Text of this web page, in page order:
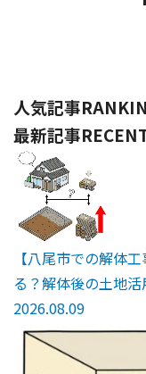
人気記事
最新記事
【八尾市での解体
る？解体後の土地
2026.08.09